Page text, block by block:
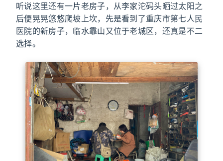
听说这里还有一片老房子，从李家沱码头晒过太阳之
后便晃晃悠悠爬坡上坎，先是看到了重庆市第七人民
医院的新房子，临水靠山又位于老城区，还真是不二
选择。